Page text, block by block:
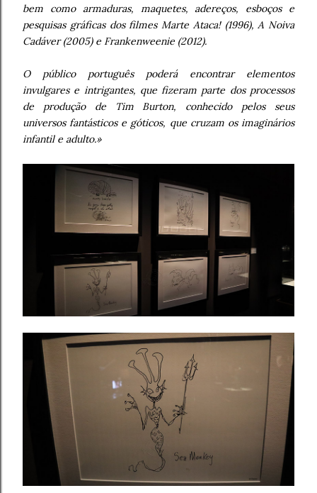
bem como armaduras, maquetes, adereços, esboços e
pesquisas gráficas dos filmes Marte Ataca! (1996), A Noiva
Cadáver (2005) e Frankenweenie (2012).
O público português poderá encontrar elementos
invulgares e intrigantes, que fizeram parte dos processos
de produção de Tim Burton, conhecido pelos seus
universos fantásticos e góticos, que cruzam os imaginários
infantil e adulto.»